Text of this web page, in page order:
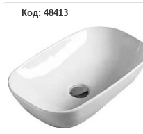
Код: 48413